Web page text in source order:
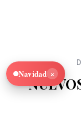
Navidad ×